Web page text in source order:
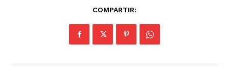
COMPARTIR: